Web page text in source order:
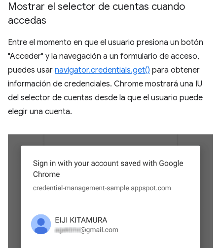
Mostrar el selector de cuentas cuando
accedas
Entre el momento en que el usuario presiona un botón
"Acceder" y la navegación a un formulario de acceso,
puedes usar navigator.credentials.get() para obtener
información de credenciales. Chrome mostrará una IU
del selector de cuentas desde la que el usuario puede
elegir una cuenta.